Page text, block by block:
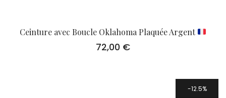
Ceinture avec Boucle Oklahoma Plaquée Argent
72,00 €
12.5%